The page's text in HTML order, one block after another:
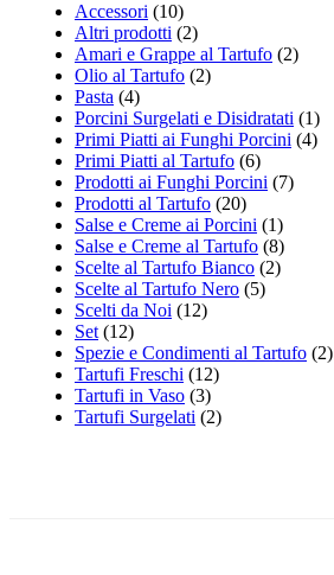
Accessori (10)
Altri prodotti (2)
Amari e Grappe al Tartufo (2)
Olio al Tartufo (2)
Pasta (4)
Porcini Surgelati e Disidratati (1)
Primi Piatti ai Funghi Porcini (4)
Primi Piatti al Tartufo (6)
Prodotti ai Funghi Porcini (7)
Prodotti al Tartufo (20)
Salse e Creme ai Porcini (1)
Salse e Creme al Tartufo (8)
Scelte al Tartufo Bianco (2)
Scelte al Tartufo Nero (5)
Scelti da Noi (12)
Set (12)
Spezie e Condimenti al Tartufo (2)
Tartufi Freschi (12)
Tartufi in Vaso (3)
Tartufi Surgelati (2)